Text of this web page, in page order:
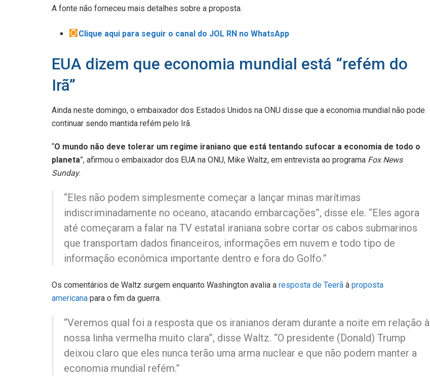
A fonte não forneceu mais detalhes sobre a proposta.
Clique aqui para seguir o canal do JOL RN no WhatsApp
EUA dizem que economia mundial está “refém do
Irã”
Ainda neste domingo, o embaixador dos Estados Unidos na ONU disse que a economia mundial não pode
continuar sendo mantida refém pelo Irã.
“O mundo não deve tolerar um regime iraniano que está tentando sufocar a economia de todo o
planeta”, afirmou o embaixador dos EUA na ONU, Mike Waltz, em entrevista ao programa Fox News
Sunday.
“Eles não podem simplesmente começar a lançar minas marítimas
indiscriminadamente no oceano, atacando embarcações”, disse ele. “Eles agora
até começaram a falar na TV estatal iraniana sobre cortar os cabos submarinos
que transportam dados financeiros, informações em nuvem e todo tipo de
informação econômica importante dentro e fora do Golfo.”
Os comentários de Waltz surgem enquanto Washington avalia a resposta de Teerã à proposta
americana para o fim da guerra.
“Veremos qual foi a resposta que os iranianos deram durante a noite em relação à
nossa linha vermelha muito clara”, disse Waltz. “O presidente (Donald) Trump
deixou claro que eles nunca terão uma arma nuclear e que não podem manter a
economia mundial refém.”